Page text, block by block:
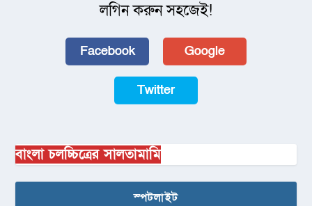
লগিন করুন সহজেই!
Facebook Google
Twitter
বাংলা চলচ্চিত্রের সালতামামি
স্পটলাইট